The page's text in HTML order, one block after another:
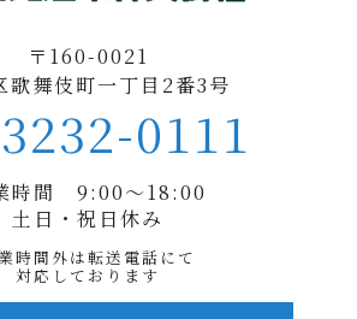
〒160-0021
歌舞伎町一丁目2番3号
0111
時間 9:00〜18:00
土日・祝日休み
時間外は転送電話にて
対応しております